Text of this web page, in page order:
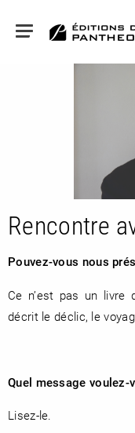
À PARAÎTRE
RENCONTRE AVEC…
A LA UNE
REVUE DE PRESSE
Rencontre
Pouvez-vous nous
Ce n’est pas un livre
décrit le déclic, le
Quel message
Lisez-le.